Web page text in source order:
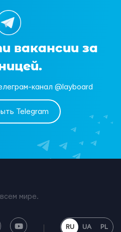
вакансии за
канал @layboard
Telegram
мире.
RU UA PL